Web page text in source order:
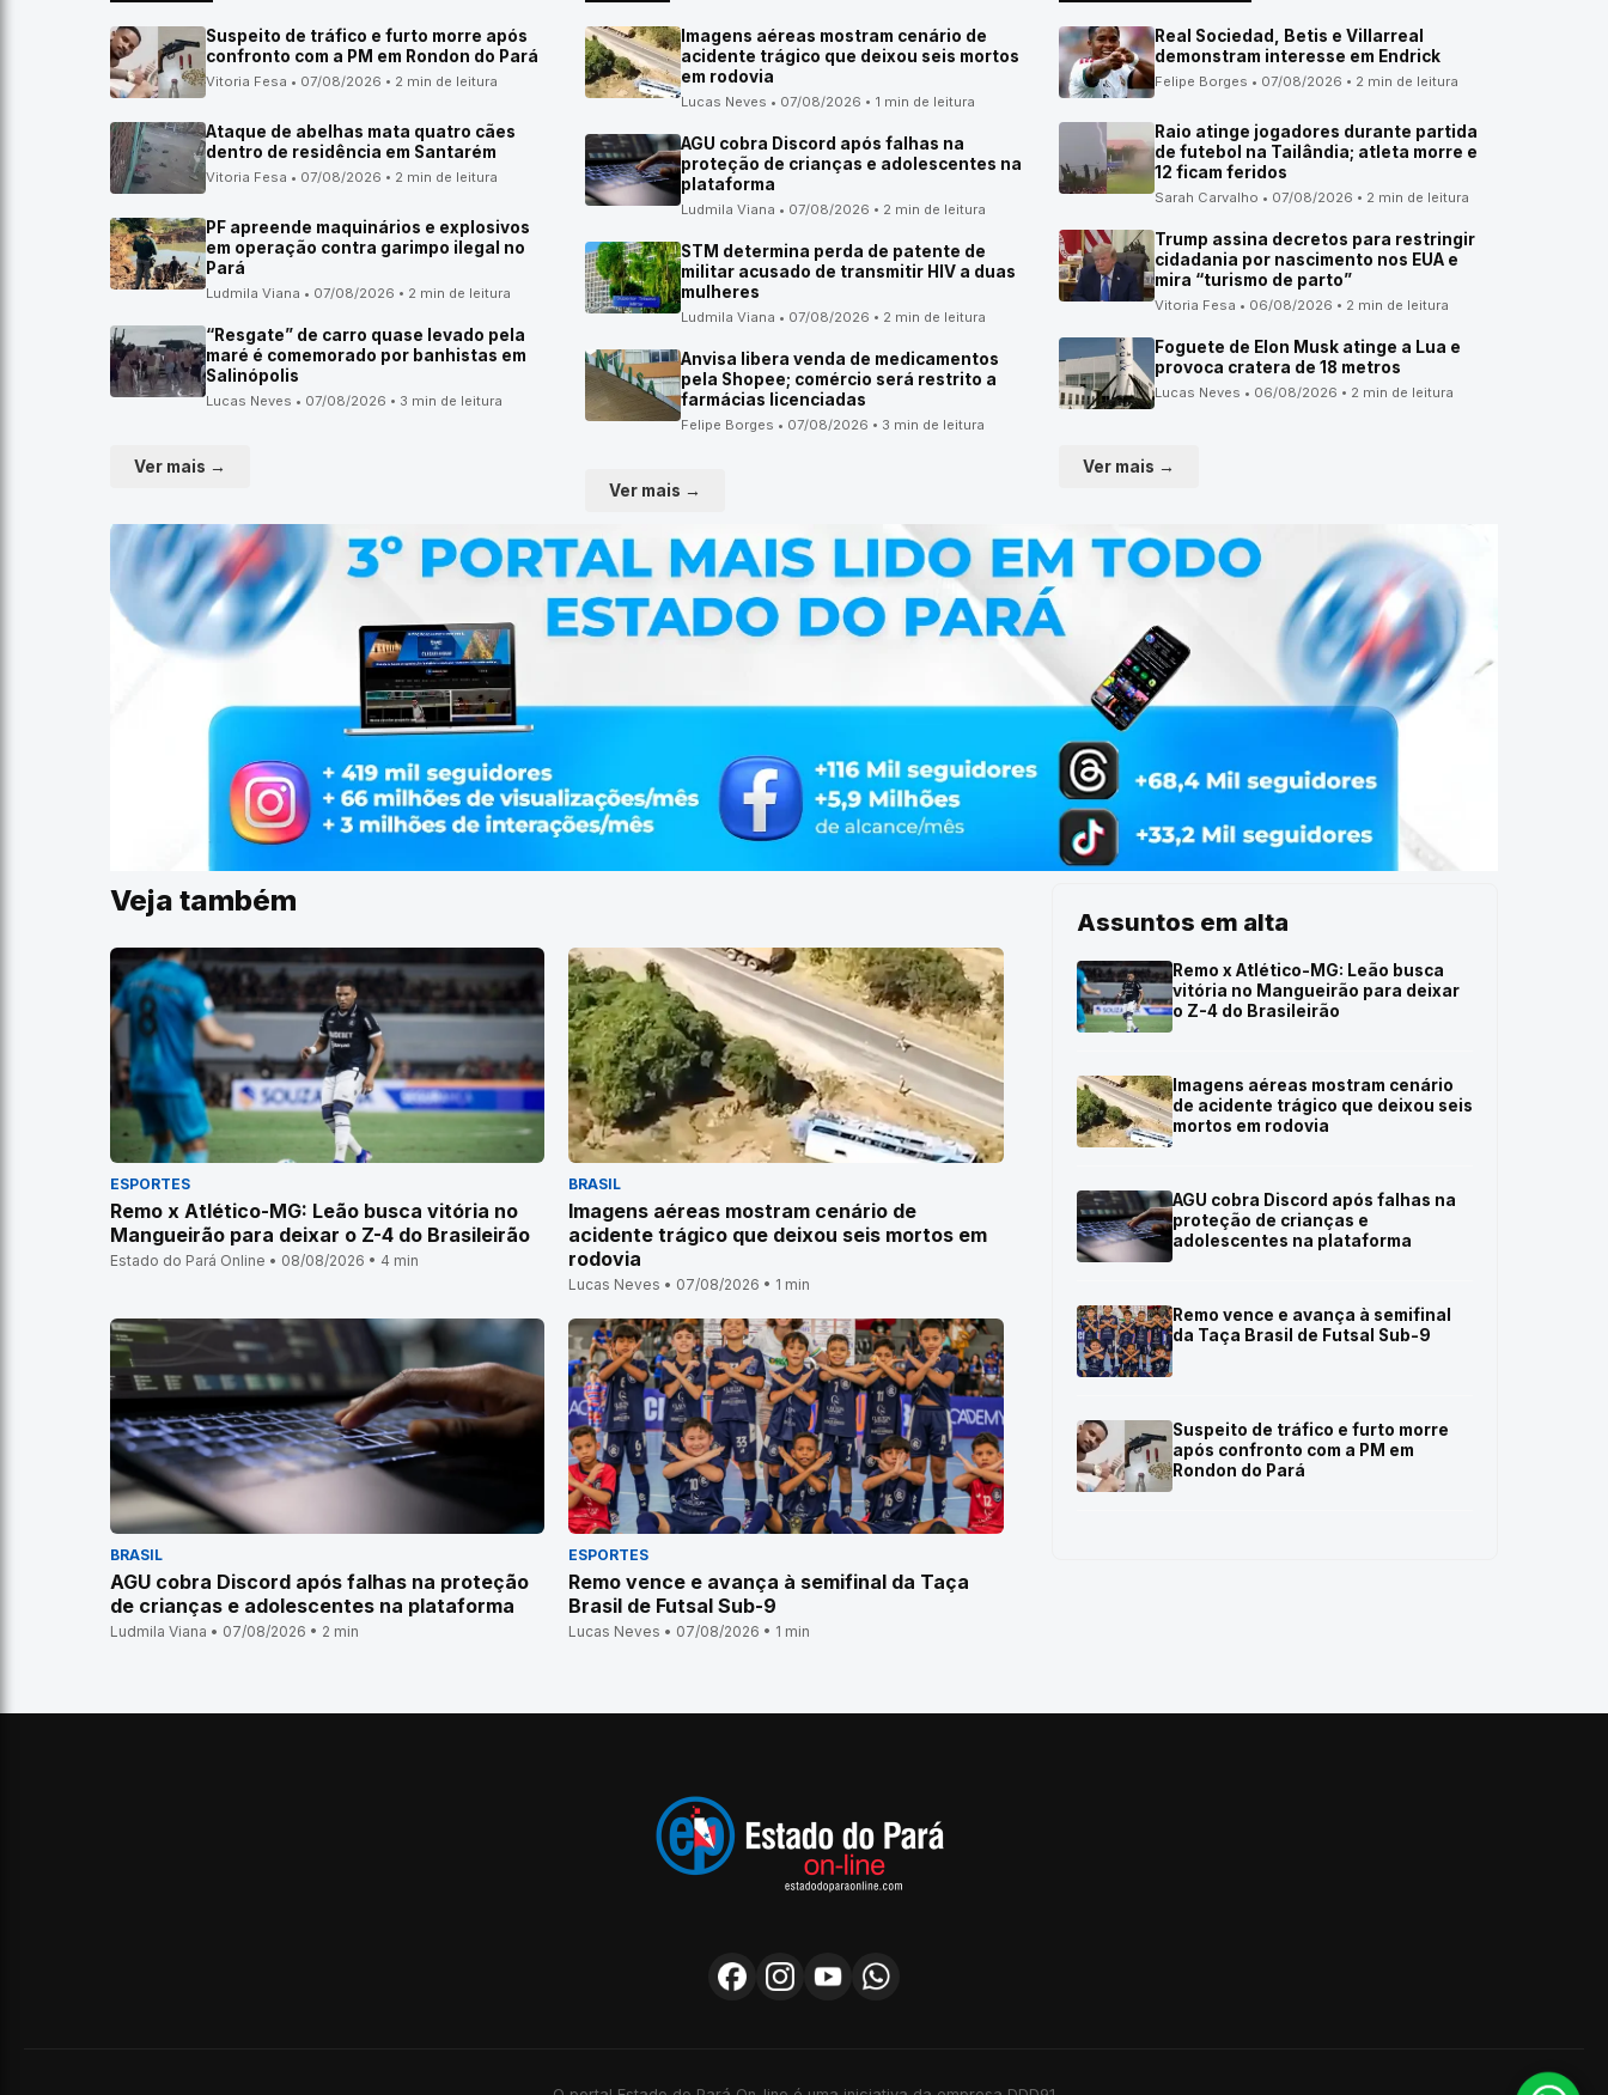
Suspeito de tráfico e furto morre após
confronto com a PM em Rondon do Pará
Vitoria Fesa • 07/08/2026 • 2 min de leitura
Ataque de abelhas mata quatro cães
dentro de residência em Santarém
Vitoria Fesa • 07/08/2026 • 2 min de leitura
PF apreende maquinários e explosivos
em operação contra garimpo ilegal no
Pará
Ludmila Viana • 07/08/2026 • 2 min de leitura
“Resgate” de carro quase levado pela
maré é comemorado por banhistas em
Salinópolis
Lucas Neves • 07/08/2026 • 3 min de leitura
Ver mais →
Imagens aéreas mostram cenário de
acidente trágico que deixou seis mortos
em rodovia
Lucas Neves • 07/08/2026 • 1 min de leitura
AGU cobra Discord após falhas na
proteção de crianças e adolescentes na
plataforma
Ludmila Viana • 07/08/2026 • 2 min de leitura
STM determina perda de patente de
militar acusado de transmitir HIV a duas
mulheres
Ludmila Viana • 07/08/2026 • 2 min de leitura
Anvisa libera venda de medicamentos
pela Shopee; comércio será restrito a
farmácias licenciadas
Felipe Borges • 07/08/2026 • 3 min de leitura
Ver mais →
Real Sociedad, Betis e Villarreal
demonstram interesse em Endrick
Felipe Borges • 07/08/2026 • 2 min de leitura
Raio atinge jogadores durante partida
de futebol na Tailândia; atleta morre e
12 ficam feridos
Sarah Carvalho • 07/08/2026 • 2 min de leitura
Trump assina decretos para restringir
cidadania por nascimento nos EUA e
mira “turismo de parto”
Vitoria Fesa • 06/08/2026 • 2 min de leitura
Foguete de Elon Musk atinge a Lua e
provoca cratera de 18 metros
Lucas Neves • 06/08/2026 • 2 min de leitura
Ver mais →
Veja também
ESPORTES
Remo x Atlético-MG: Leão busca vitória no
Mangueirão para deixar o Z-4 do Brasileirão
Estado do Pará Online • 08/08/2026 • 4 min
BRASIL
Imagens aéreas mostram cenário de
acidente trágico que deixou seis mortos em
rodovia
Lucas Neves • 07/08/2026 • 1 min
BRASIL
AGU cobra Discord após falhas na proteção
de crianças e adolescentes na plataforma
Ludmila Viana • 07/08/2026 • 2 min
ESPORTES
Remo vence e avança à semifinal da Taça
Brasil de Futsal Sub-9
Lucas Neves • 07/08/2026 • 1 min
Assuntos em alta
Remo x Atlético-MG: Leão busca
vitória no Mangueirão para deixar
o Z-4 do Brasileirão
Imagens aéreas mostram cenário
de acidente trágico que deixou seis
mortos em rodovia
AGU cobra Discord após falhas na
proteção de crianças e
adolescentes na plataforma
Remo vence e avança à semifinal
da Taça Brasil de Futsal Sub-9
Suspeito de tráfico e furto morre
após confronto com a PM em
Rondon do Pará